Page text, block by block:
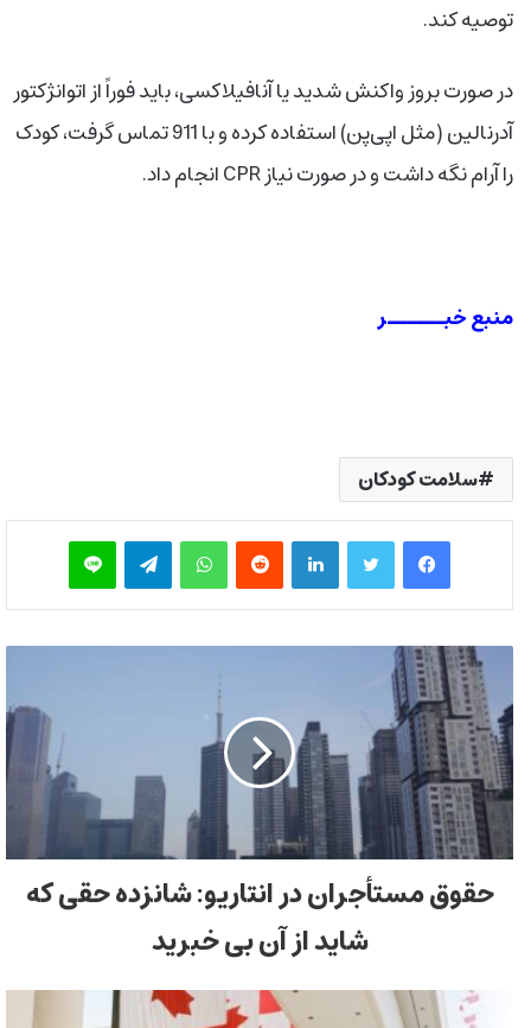
توصیه کند.
در صورت بروز واکنش شدید یا آنافیلاکسی، باید فوراً از اتوانژکتور
آدرنالین (مثل اپی‌پن) استفاده کرده و با 911 تماس گرفت، کودک
را آرام نگه داشت و در صورت نیاز CPR انجام داد.
منبع خبــــــر
سلامت کودکان
فیس بوک توییتر لینکدین‫رددیت واتس آپ تلگرام لاین
حقوق مستأجران در انتاریو: شانزده حقی که
شاید از آن بی خبرید